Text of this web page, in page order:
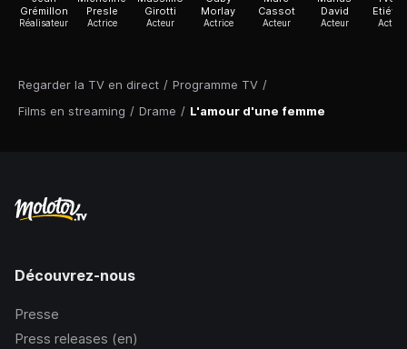
Regarder la TV en direct / Programme TV /
Films en streaming / Drame / L'amour d'une femme
Grémillon
Réalisateur
Presle
Actrice
Girotti
Acteur
Morlay
Actrice
Cassot
Acteur
David
Acteur Actrice
Découvrez-nous
Presse
Press releases (en)